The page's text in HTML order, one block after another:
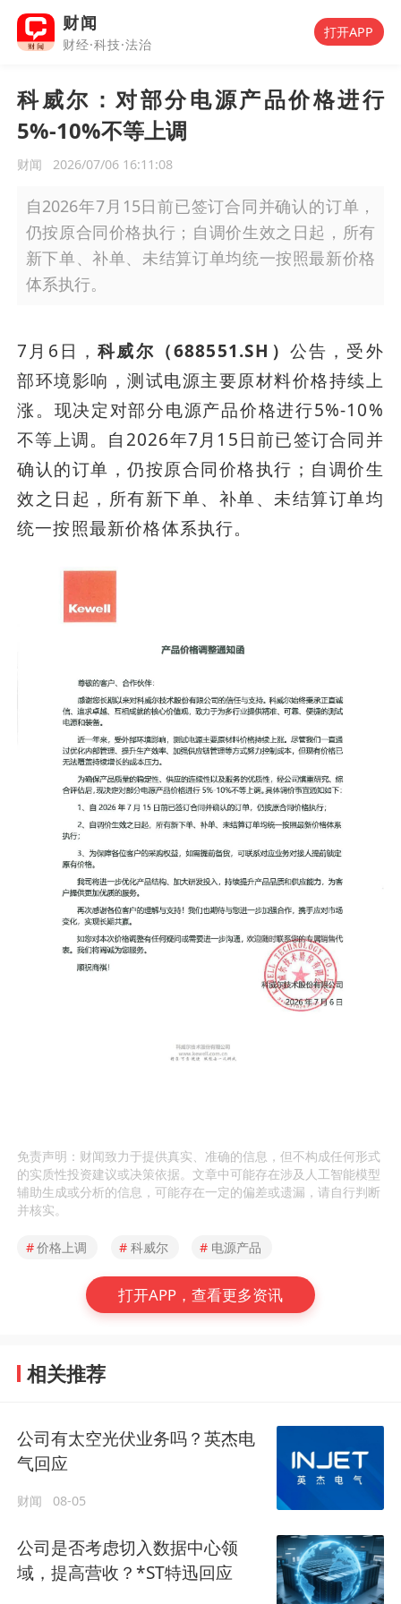
财闻
财经·科技·法治
打开APP
科威尔：对部分电源产品价格进行
5%-10%不等上调
财闻 2026/07/06 16:11:08
自2026年7月15日前已签订合同并确认的订单，
仍按原合同价格执行；自调价生效之日起，所有
新下单、补单、未结算订单均统一按照最新价格
体系执行。
7月6日，科威尔（688551.SH） 公告，受外
部环境影响，测试电源主要原材料价格持续上
涨。现决定对部分电源产品价格进行5%-10%
不等上调。自2026年7月15日前已签订合同并
确认的订单，仍按原合同价格执行；自调价生
效之日起，所有新下单、补单、未结算订单均
统一按照最新价格体系执行。
免责声明：财闻致力于提供真实、准确的信息，但不构成任何形式
的实质性投资建议或决策依据。文章中可能存在涉及人工智能模型
辅助生成或分析的信息，可能存在一定的偏差或遗漏，请自行判断
并核实。
#价格上调 # 科威尔 # 电源产品
打开APP，查看更多资讯
相关推荐
公司有太空光伏业务吗？英杰电
气回应
财闻 08-05
公司是否考虑切入数据中心领
域，提高营收？*ST特迅回应